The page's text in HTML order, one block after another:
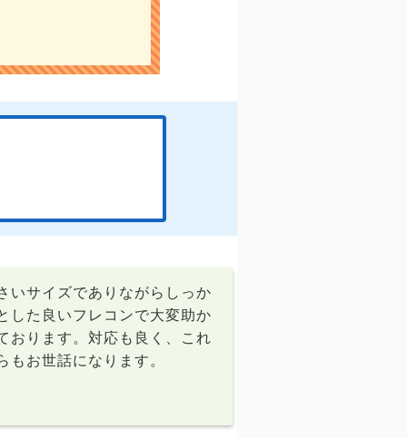
いサイズでありながらしっか
した良いフレコンで大変助か
おります。対応も良く、これ
もお世話になります。